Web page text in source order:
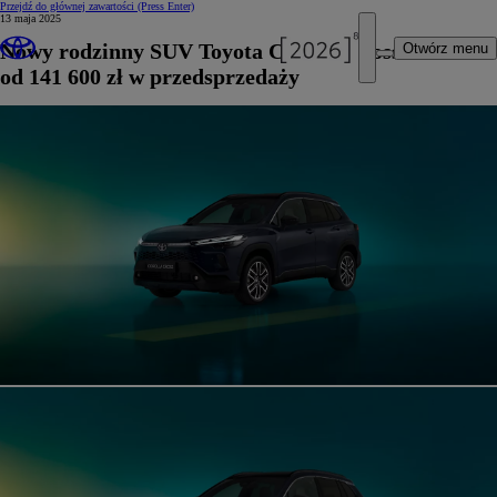
Przejdź do głównej zawartości (Press Enter)
Otwórz menu
13 maja 2025
Nowy rodzinny SUV Toyota Corolla Cross
od 141 600 zł w przedsprzedaży